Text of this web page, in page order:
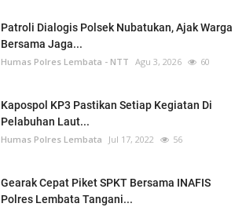
Patroli Dialogis Polsek Nubatukan, Ajak Warga
Bersama Jaga...
Humas Polres Lembata - NTT Agu 3, 2026 60
Kapospol KP3 Pastikan Setiap Kegiatan Di
Pelabuhan Laut...
Humas Polres Lembata Jul 17, 2022 56
Gearak Cepat Piket SPKT Bersama INAFIS
Polres Lembata Tangani...